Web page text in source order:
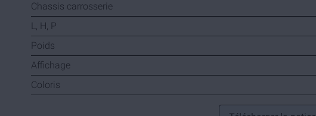
Chassis carrosserie
L, H, P
Poids
Affichage
Coloris